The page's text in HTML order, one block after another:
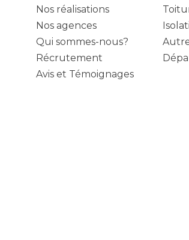
Nos réalisations
Nos agences
Qui sommes-nous?
Récrutement
Avis et Témoignages